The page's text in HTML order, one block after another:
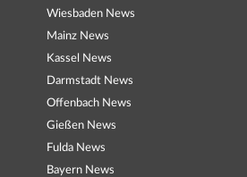
Wiesbaden News
Mainz News
Kassel News
Darmstadt News
Offenbach News
Gießen News
Fulda News
Bayern News